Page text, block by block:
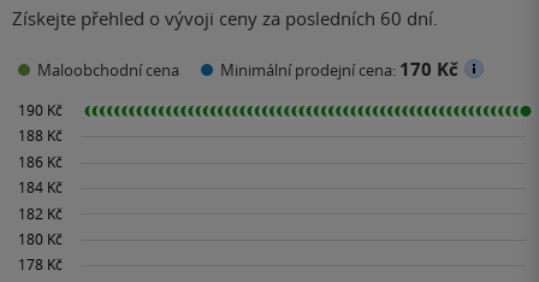
Získejte přehled o vývoji ceny za posledních 60 dní.
Maloobchodní cena Minimální prodejní cena: 170 Kč